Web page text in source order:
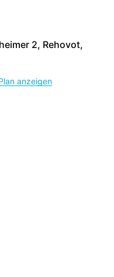
2, Rehovot,
anzeigen